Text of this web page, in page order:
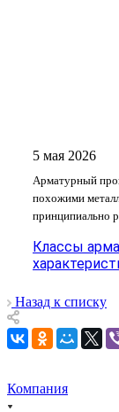
5 мая 2026
Арматурный
похожими
принципиально
Классы
Назад к списку
Компания